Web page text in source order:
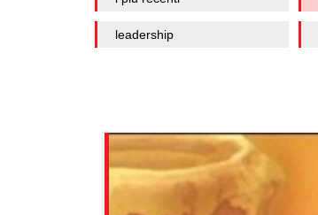
leadership